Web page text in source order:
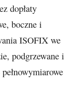
dopłaty
boczne i
ISOFIX we
podgrzewane i